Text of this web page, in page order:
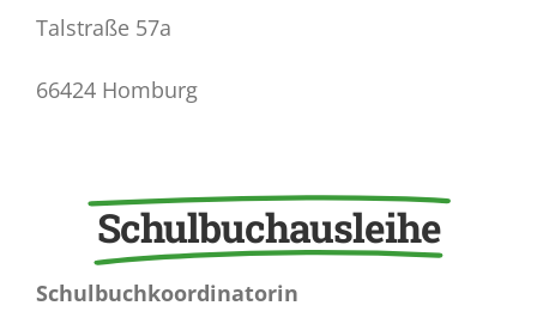
Talstraße 57a
66424 Homburg
Schulbuchausleihe
Schulbuchkoordinatorin